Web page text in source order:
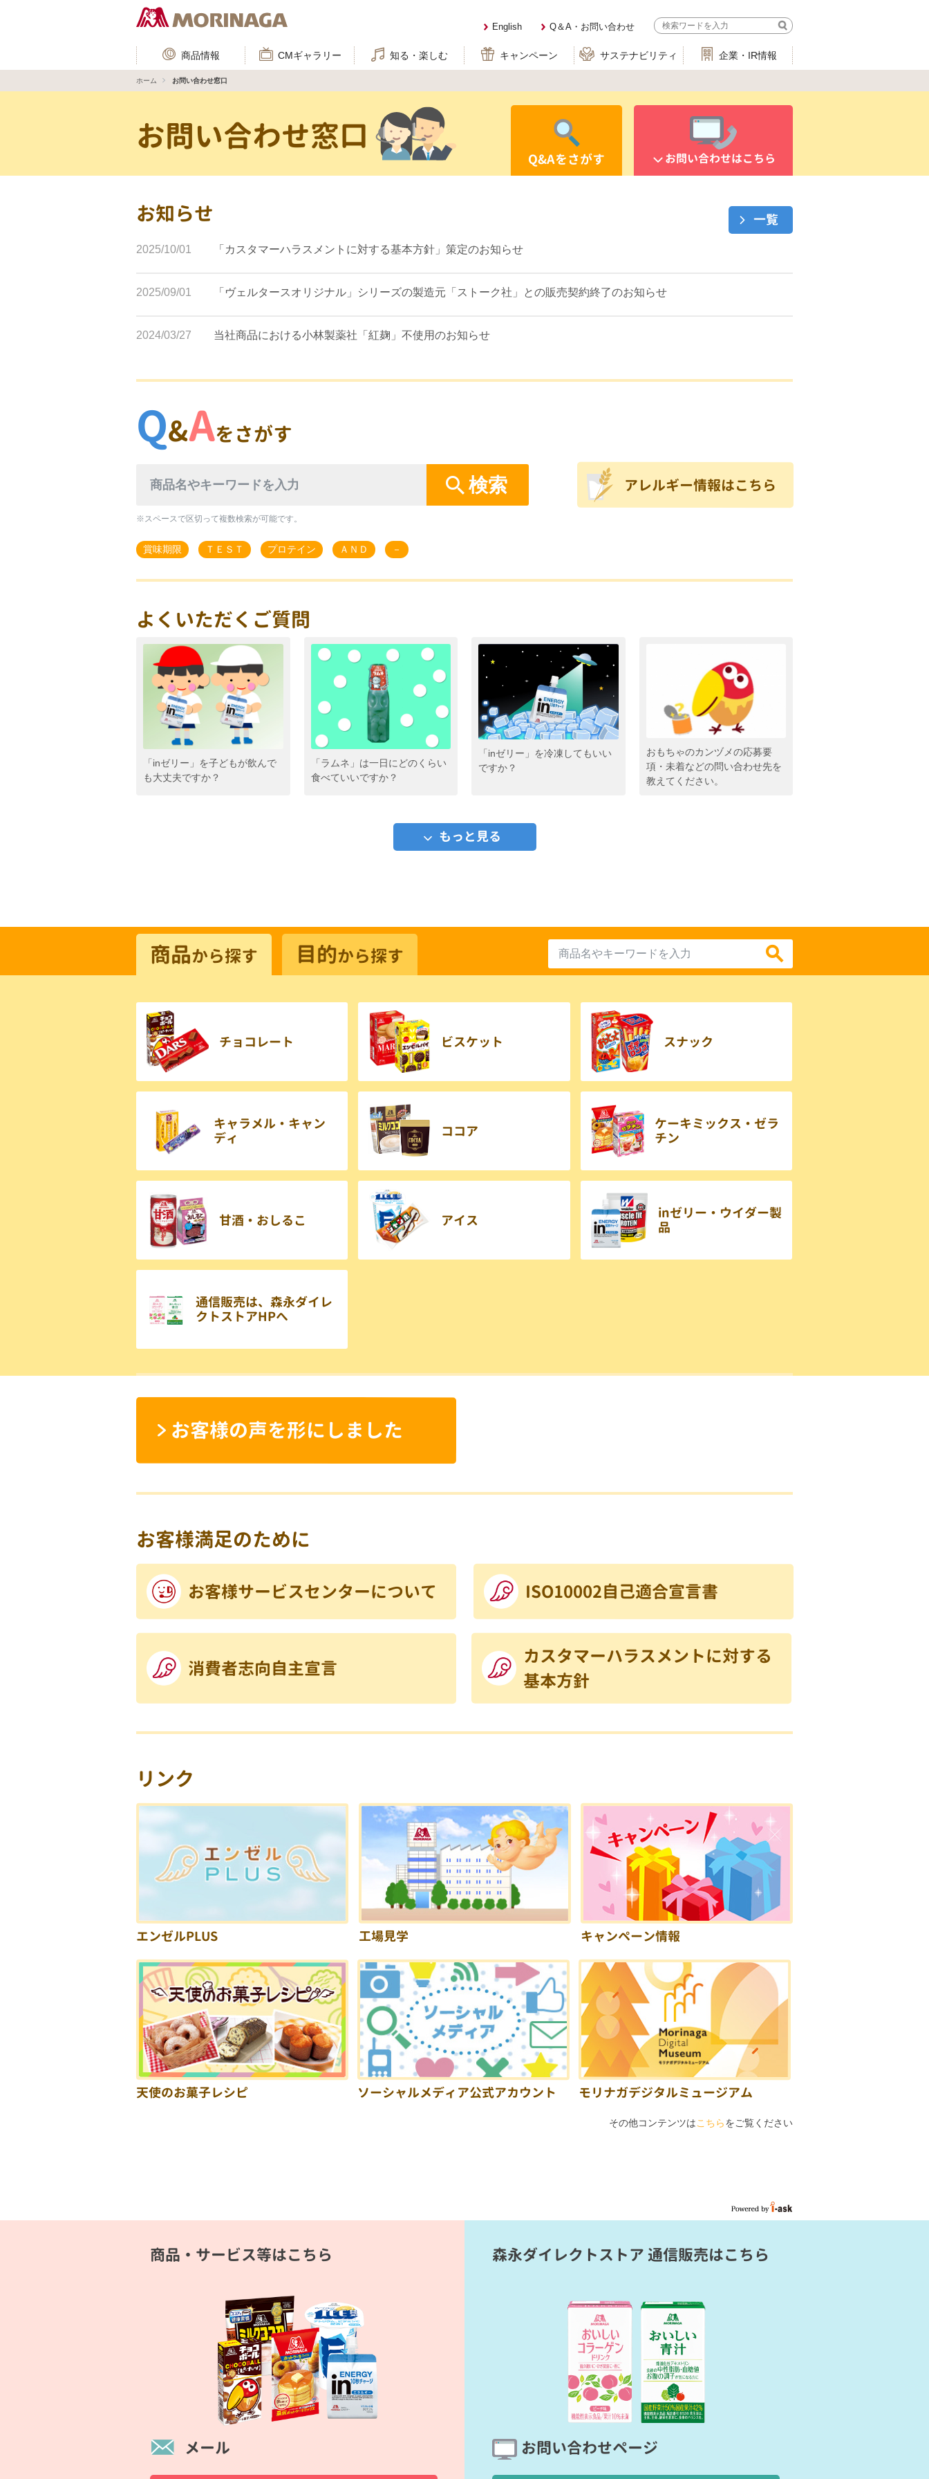
English Q＆A・お問い合わせ
商品情報 CMギャラリー 知る・楽しむ キャンペーン サステナビリティ 企業・IR情報
ホーム お問い合わせ窓口
お問い合わせ窓口
Q&Aをさがす お問い合わせはこちら
お知らせ 一覧
2025/10/01 「カスタマーハラスメントに対する基本方針」策定のお知らせ
2025/09/01 「ヴェルタースオリジナル」シリーズの製造元「ストーク社」との販売契約終了のお知らせ
2024/03/27 当社商品における小林製薬社「紅麹」不使用のお知らせ
Q&Aをさがす
※スペースで区切って複数検索が可能です。
アレルギー情報はこちら
賞味期限 ＴＥＳＴ プロテイン ＡＮＤ －
よくいただくご質問
「inゼリー」を子どもが飲んで
も大丈夫ですか？
「ラムネ」は一日にどのくらい
食べていいですか？
「inゼリー」を冷凍してもいい
ですか？
おもちゃのカンヅメの応募要
項・未着などの問い合わせ先を
教えてください。
もっと見る
商品から探す 目的から探す
チョコレート ビスケット スナック
キャラメル・キャン
ディ ココア ケーキミックス・ゼラ
チン
甘酒・おしるこ アイス inゼリー・ウイダー製
品
通信販売は、森永ダイレ
クトストアHPへ
お客様の声を形にしました
お客様満足のために
お客様サービスセンターについて ISO10002自己適合宣言書
消費者志向自主宣言
カスタマーハラスメントに対する
基本方針
リンク
エンゼルPLUS 工場見学 キャンペーン情報
天使のお菓子レシピ ソーシャルメディア公式アカウント モリナガデジタルミュージアム
その他コンテンツはこちらをご覧ください
商品・サービス等はこちら
メール
森永ダイレクトストア 通信販売はこちら
お問い合わせページ